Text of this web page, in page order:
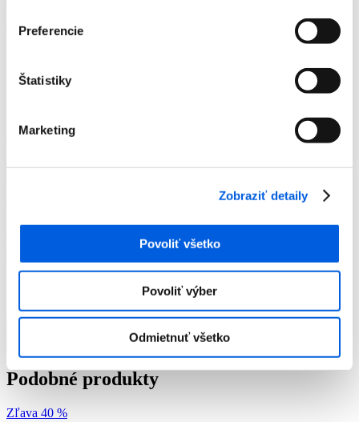
Preferencie
Štatistiky
Marketing
Zobraziť detaily
Povoliť všetko
Povoliť výber
Odmietnuť všetko
Produkty
Dámska móda
Momentálne nie je na sklade
dámska
-
Riani
Podobné produkty
Zľava 40 %